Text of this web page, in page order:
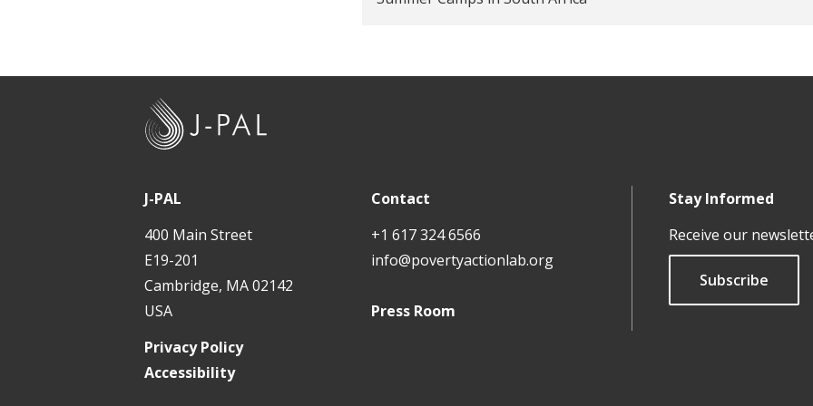
J-PAL
400 Main Street
E19-201
Cambridge, MA 02142
USA
Contact
+1 617 324 6566
info@povertyactionlab.org
Press Room
Stay Informed
Receive our
Subscribe
Privacy Policy
Accessibility